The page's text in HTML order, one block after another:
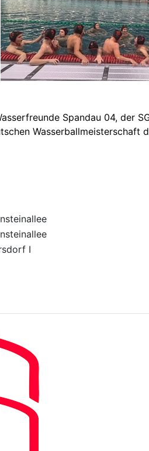
Spandau 04, der
I